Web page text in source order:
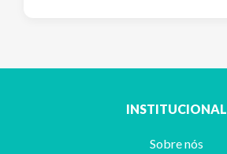
INSTITUCIONAL
Sobre nós